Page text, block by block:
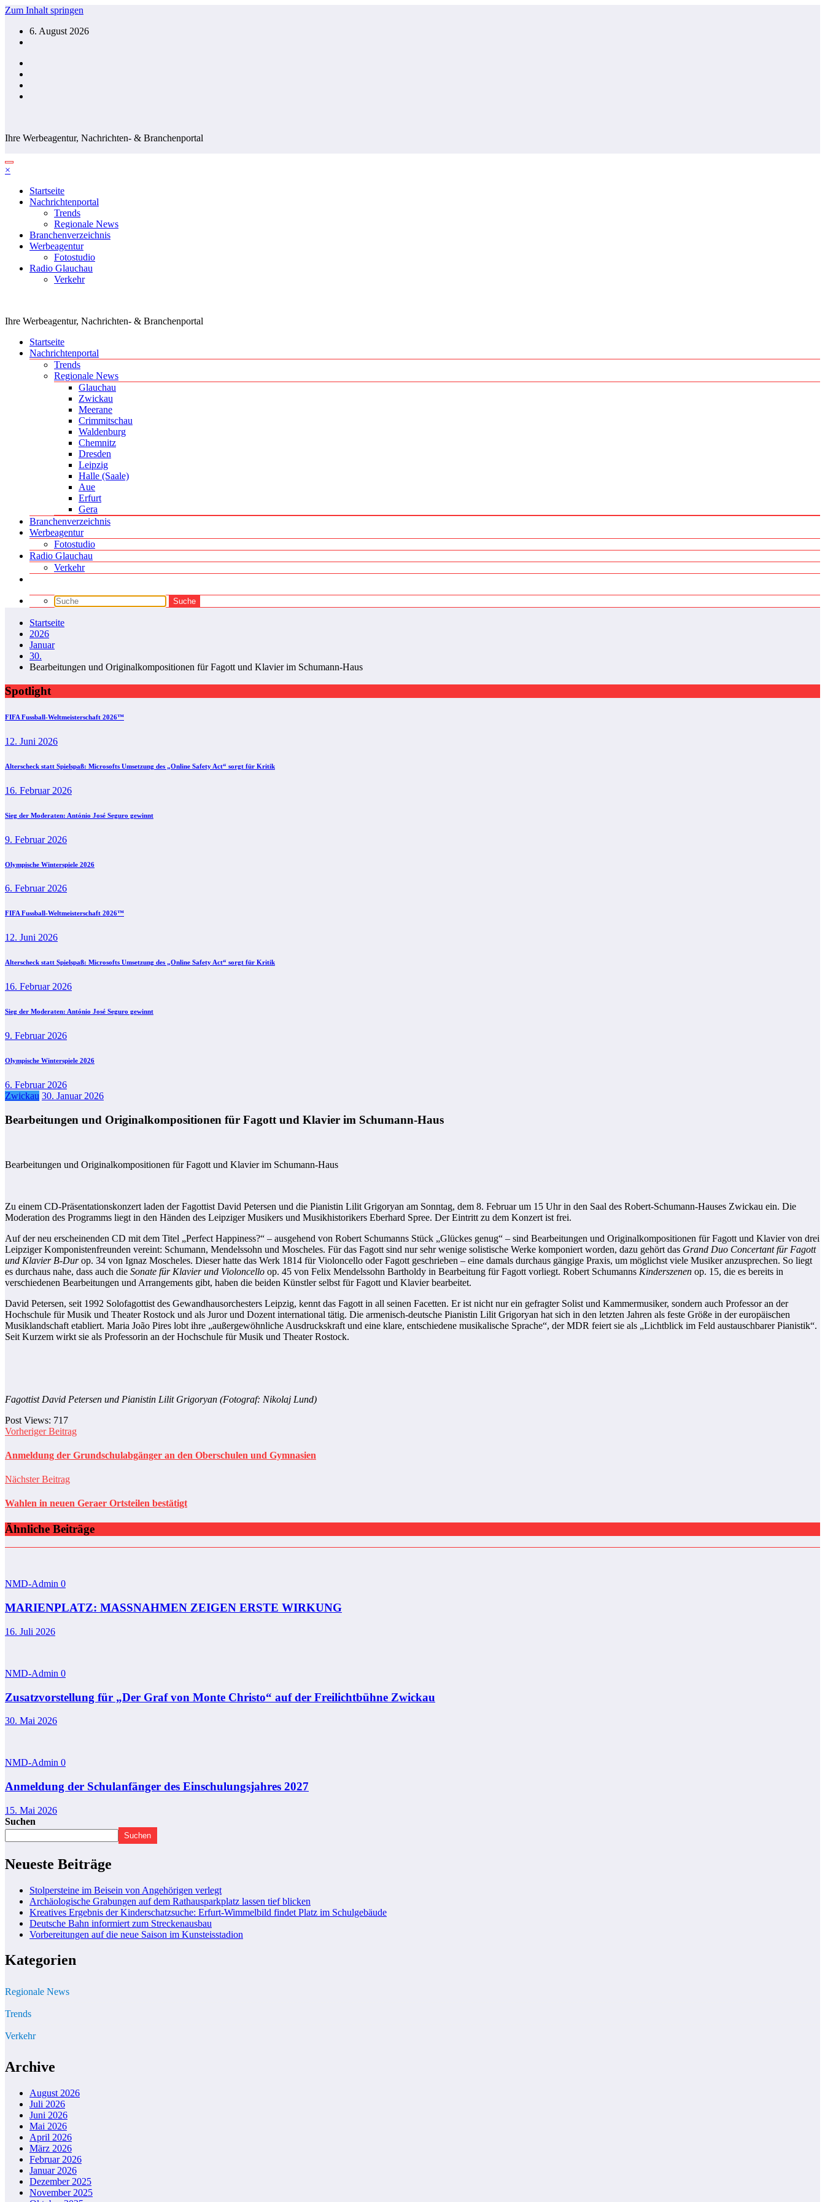
Zum Inhalt springen
6. August 2026
Ihre Werbeagentur, Nachrichten- & Branchenportal
×
Startseite
Nachrichtenportal
Trends
Regionale News
Branchenverzeichnis
Werbeagentur
Fotostudio
Radio Glauchau
Verkehr
Ihre Werbeagentur, Nachrichten- & Branchenportal
Startseite
Nachrichtenportal
Trends
Regionale News
Glauchau
Zwickau
Meerane
Crimmitschau
Waldenburg
Chemnitz
Dresden
Leipzig
Halle (Saale)
Aue
Erfurt
Gera
Branchenverzeichnis
Werbeagentur
Fotostudio
Radio Glauchau
Verkehr
Startseite
2026
Januar
30.
Bearbeitungen und Originalkompositionen für Fagott und Klavier im Schumann-Haus
Spotlight
FIFA Fussball-Weltmeisterschaft 2026™
12. Juni 2026
Alterscheck statt Spielspaß: Microsofts Umsetzung des „Online Safety Act“ sorgt für Kritik
16. Februar 2026
Sieg der Moderaten: António José Seguro gewinnt
9. Februar 2026
Olympische Winterspiele 2026
6. Februar 2026
FIFA Fussball-Weltmeisterschaft 2026™
12. Juni 2026
Alterscheck statt Spielspaß: Microsofts Umsetzung des „Online Safety Act“ sorgt für Kritik
16. Februar 2026
Sieg der Moderaten: António José Seguro gewinnt
9. Februar 2026
Olympische Winterspiele 2026
6. Februar 2026
Zwickau 30. Januar 2026
Bearbeitungen und Originalkompositionen für Fagott und Klavier im Schumann-Haus
Bearbeitungen und Originalkompositionen für Fagott und Klavier im Schumann-Haus
Zu einem CD-Präsentationskonzert laden der Fagottist David Petersen und die Pianistin Lilit Grigoryan am Sonntag, dem 8. Februar um 15 Uhr in den Saal des Robert-Schumann-Hauses Zwickau ein. Die
Moderation des Programms liegt in den Händen des Leipziger Musikers und Musikhistorikers Eberhard Spree. Der Eintritt zu dem Konzert ist frei.
Auf der neu erscheinenden CD mit dem Titel „Perfect Happiness?“ – ausgehend von Robert Schumanns Stück „Glückes genug“ – sind Bearbeitungen und Originalkompositionen für Fagott und Klavier von drei
Leipziger Komponistenfreunden vereint: Schumann, Mendelssohn und Moscheles. Für das Fagott sind nur sehr wenige solistische Werke komponiert worden, dazu gehört das Grand Duo Concertant für Fagott
und Klavier B-Durop. 34 von Ignaz Moscheles. Dieser hatte das Werk 1814 für Violoncello oder Fagott geschrieben – eine damals durchaus gängige Praxis, um möglichst viele Musiker anzusprechen. So liegt
es durchaus nahe, dass auch die Sonate für Klavier und Violoncello op. 45 von Felix Mendelssohn Bartholdy in Bearbeitung für Fagott vorliegt. Robert Schumanns Kinderszenen op. 15, die es bereits in
verschiedenen Bearbeitungen und Arrangements gibt, haben die beiden Künstler selbst für Fagott und Klavier bearbeitet.
David Petersen, seit 1992 Solofagottist des Gewandhausorchesters Leipzig, kennt das Fagott in all seinen Facetten. Er ist nicht nur ein gefragter Solist und Kammermusiker, sondern auch Professor an der
Hochschule für Musik und Theater Rostock und als Juror und Dozent international tätig. Die armenisch-deutsche Pianistin Lilit Grigoryan hat sich in den letzten Jahren als feste Größe in der europäischen
Musiklandschaft etabliert. Maria João Pires lobt ihre „außergewöhnliche Ausdruckskraft und eine klare, entschiedene musikalische Sprache“, der MDR feiert sie als „Lichtblick im Feld austauschbarer Pianistik“.
Seit Kurzem wirkt sie als Professorin an der Hochschule für Musik und Theater Rostock.
Fagottist David Petersen und Pianistin Lilit Grigoryan (Fotograf: Nikolaj Lund)
Post Views: 717
Vorheriger Beitrag
Anmeldung der Grundschulabgänger an den Oberschulen und Gymnasien
Nächster Beitrag
Wahlen in neuen Geraer Ortsteilen bestätigt
Ähnliche Beiträge
NMD-Admin 0
MARIENPLATZ: MASSNAHMEN ZEIGEN ERSTE WIRKUNG
16. Juli 2026
NMD-Admin 0
Zusatzvorstellung für „Der Graf von Monte Christo“ auf der Freilichtbühne Zwickau
30. Mai 2026
NMD-Admin 0
Anmeldung der Schulanfänger des Einschulungsjahres 2027
15. Mai 2026
Suchen
Suchen
Neueste Beiträge
Stolpersteine im Beisein von Angehörigen verlegt
Archäologische Grabungen auf dem Rathausparkplatz lassen tief blicken
Kreatives Ergebnis der Kinderschatzsuche: Erfurt-Wimmelbild findet Platz im Schulgebäude
Deutsche Bahn informiert zum Streckenausbau
Vorbereitungen auf die neue Saison im Kunsteisstadion
Kategorien
Regionale News
Trends
Verkehr
Archive
August 2026
Juli 2026
Juni 2026
Mai 2026
April 2026
März 2026
Februar 2026
Januar 2026
Dezember 2025
November 2025